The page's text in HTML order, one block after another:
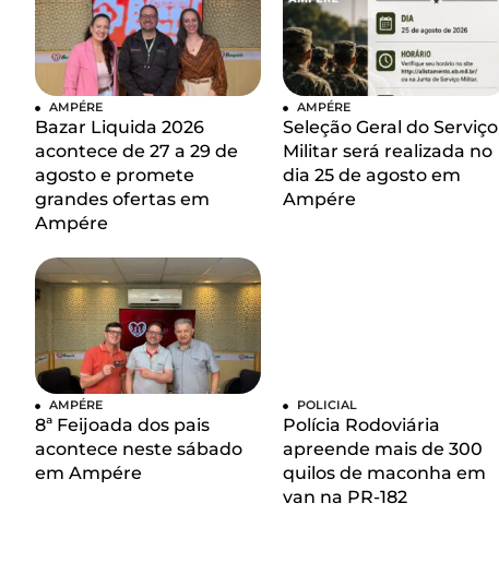
AMPÉRE
Bazar Liquida 2026
acontece de 27 a 29 de
agosto e promete
grandes ofertas em
Ampére
AMPÉRE
Seleção Geral do Serviço
Militar será realizada no
dia 25 de agosto em
Ampére
AMPÉRE
8ª Feijoada dos pais
acontece neste sábado
em Ampére
POLICIAL
Polícia Rodoviária
apreende mais de 300
quilos de maconha em
van na PR-182